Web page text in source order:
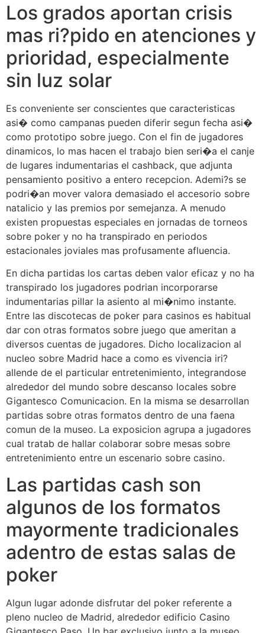
Los grados aportan crisis
mas ri?pido en atenciones y
prioridad, especialmente
sin luz solar
Es conveniente ser conscientes que caracteristicas
asi� como campanas pueden diferir segun fecha asi�
como prototipo sobre juego. Con el fin de jugadores
dinamicos, lo mas hacen el trabajo bien seri�a el canje
de lugares indumentarias el cashback, que adjunta
pensamiento positivo a entero recepcion. Ademi?s se
podri�an mover valora demasiado el accesorio sobre
natalicio y las premios por semejanza. A menudo
existen propuestas especiales en jornadas de torneos
sobre poker y no ha transpirado en periodos
estacionales joviales mas profusamente afluencia.
En dicha partidas los cartas deben valor eficaz y no ha
transpirado los jugadores podrian incorporarse
indumentarias pillar la asiento al mi�nimo instante.
Entre las discotecas de poker para casinos es habitual
dar con otras formatos sobre juego que ameritan a
diversos cuentas de jugadores. Dicho localizacion al
nucleo sobre Madrid hace a como es vivencia iri?
allende de el particular entretenimiento, integrandose
alrededor del mundo sobre descanso locales sobre
Gigantesco Comunicacion. En la misma se desarrollan
partidas sobre otras formatos dentro de una faena
comun de la museo. La exposicion agrupa a jugadores
cual tratab de hallar colaborar sobre mesas sobre
entretenimiento entre un escenario sobre casino.
Las partidas cash son
algunos de los formatos
mayormente tradicionales
adentro de estas salas de
poker
Algun lugar adonde disfrutar del poker referente a
pleno nucleo de Madrid, alrededor edificio Casino